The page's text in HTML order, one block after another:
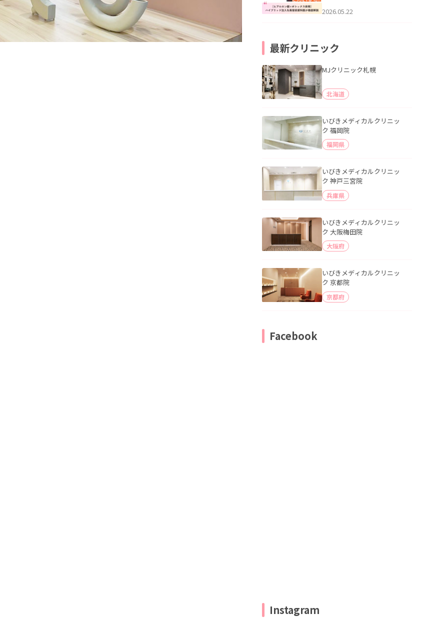
用】ハイブリッド注入を美
2026.05.22
最新クリニック
MJクリニック札幌
北海道
いびきメディカルクリニッ
ク 福岡院
福岡県
いびきメディカルクリニッ
ク 神戸三宮院
兵庫県
いびきメディカルクリニッ
ク 大阪梅田院
大阪府
いびきメディカルクリニッ
ク 京都院
京都府
Facebook
Instagram